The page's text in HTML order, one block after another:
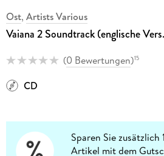
Ost, Artists Various
Vaiana 2 Soundtrack (englische
(0 Bewertungen)15
CD
Sparen Sie zusätzlich
Artikel mit dem